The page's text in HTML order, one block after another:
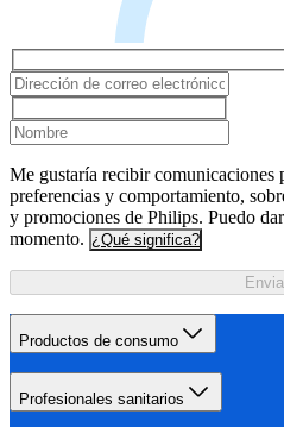
Me gustaría recibir comunicaciones
preferencias y comportamiento,
y promociones de Philips. Puedo
momento. ¿Qué significa?
Productos de consumo
Profesionales sanitarios